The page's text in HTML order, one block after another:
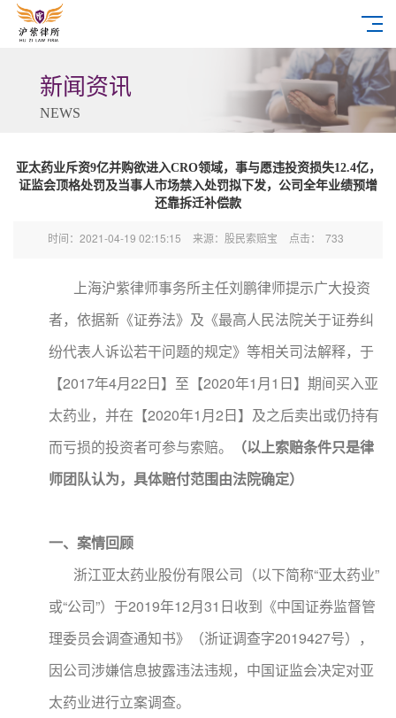
新闻资讯
NEWS
亚太药业斥资9亿并购欲进入CRO领域，事与愿违投资损失12.4亿，
证监会顶格处罚及当事人市场禁入处罚拟下发，公司全年业绩预增
还靠拆迁补偿款
时间：2021-04-19 02:15:15 来源：股民索赔宝 点击： 733
上海沪紫律师事务所主任刘鹏律师提示广大投资
者，依据新《证券法》及《最高人民法院关于证券纠
纷代表人诉讼若干问题的规定》等相关司法解释，于
【2017年4月22日】至【2020年1月1日】期间买入亚
太药业，并在【2020年1月2日】及之后卖出或仍持有
而亏损的投资者可参与索赔。
（以上索赔条件只是律
师团队认为，具体赔付范围由法院确定）
一、案情回顾
浙江亚太药业股份有限公司（以下简称“亚太药业”
或“公司”）于2019年12月31日收到《中国证券监督管
理委员会调查通知书》（浙证调查字2019427号），
因公司涉嫌信息披露违法违规，中国证监会决定对亚
太药业进行立案调查。